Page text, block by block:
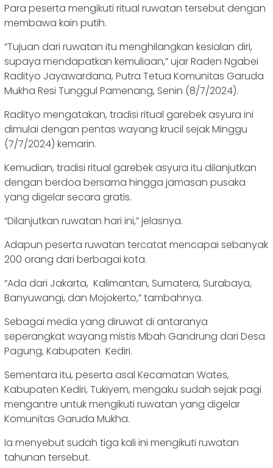
Para peserta mengikuti ritual ruwatan tersebut dengan
membawa kain putih.
“Tujuan dari ruwatan itu menghilangkan kesialan diri,
supaya mendapatkan kemuliaan,” ujar Raden Ngabei
Radityo Jayawardana, Putra Tetua Komunitas Garuda
Mukha Resi Tunggul Pamenang, Senin (8/7/2024).
Radityo mengatakan, tradisi ritual garebek asyura ini
dimulai dengan pentas wayang krucil sejak Minggu
(7/7/2024) kemarin.
Kemudian, tradisi ritual garebek asyura itu dilanjutkan
dengan berdoa bersama hingga jamasan pusaka
yang digelar secara gratis.
“Dilanjutkan ruwatan hari ini,” jelasnya.
Adapun peserta ruwatan tercatat mencapai sebanyak
200 orang dari berbagai kota.
“Ada dari Jakarta, Kalimantan, Sumatera, Surabaya,
Banyuwangi, dan Mojokerto,” tambahnya.
Sebagai media yang diruwat di antaranya
seperangkat wayang mistis Mbah Gandrung dari Desa
Pagung, Kabupaten Kediri.
Sementara itu, peserta asal Kecamatan Wates,
Kabupaten Kediri, Tukiyem, mengaku sudah sejak pagi
mengantre untuk mengikuti ruwatan yang digelar
Komunitas Garuda Mukha.
Ia menyebut sudah tiga kali ini mengikuti ruwatan
tahunan tersebut.